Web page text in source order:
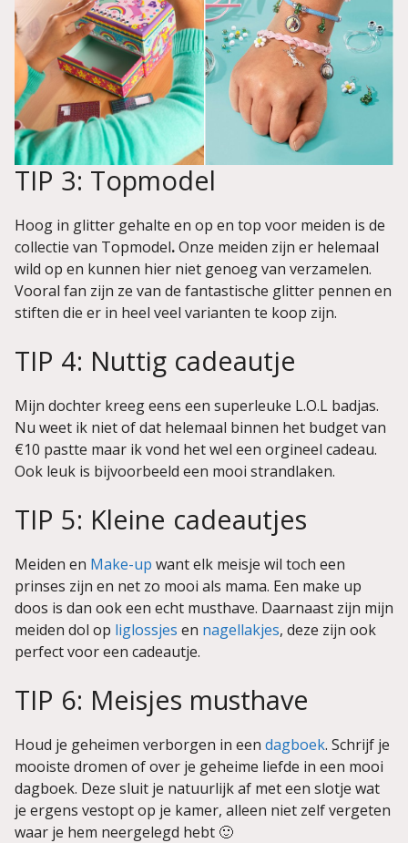
TIP 3: Topmodel
Hoog in glitter gehalte en op en top voor meiden is de
collectie van Topmodel.Onze meiden zijn er helemaal
wild op en kunnen hier niet genoeg van verzamelen.
Vooral fan zijn ze van de fantastische glitter pennen en
stiften die er in heel veel varianten te koop zijn.
TIP 4: Nuttig cadeautje
Mijn dochter kreeg eens een superleuke L.O.L badjas.
Nu weet ik niet of dat helemaal binnen het budget van
€10 pastte maar ik vond het wel een orgineel cadeau.
Ook leuk is bijvoorbeeld een mooi strandlaken.
TIP 5: Kleine cadeautjes
Meiden en Make-up want elk meisje wil toch een
prinses zijn en net zo mooi als mama. Een make up
doos is dan ook een echt musthave. Daarnaast zijn mijn
meiden dol op liglossjes en nagellakjes, deze zijn ook
perfect voor een cadeautje.
TIP 6: Meisjes musthave
Houd je geheimen verborgen in een dagboek. Schrijf je
mooiste dromen of over je geheime liefde in een mooi
dagboek. Deze sluit je natuurlijk af met een slotje wat
je ergens vestopt op je kamer, alleen niet zelf vergeten
waar je hem neergelegd hebt 🙂